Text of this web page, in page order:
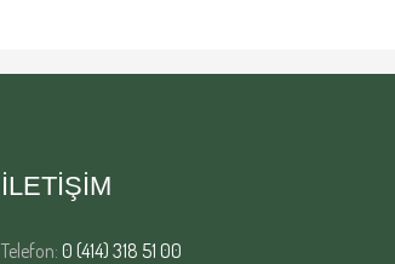
İLETİŞİM
Telefon: 0 (414) 318 51 00